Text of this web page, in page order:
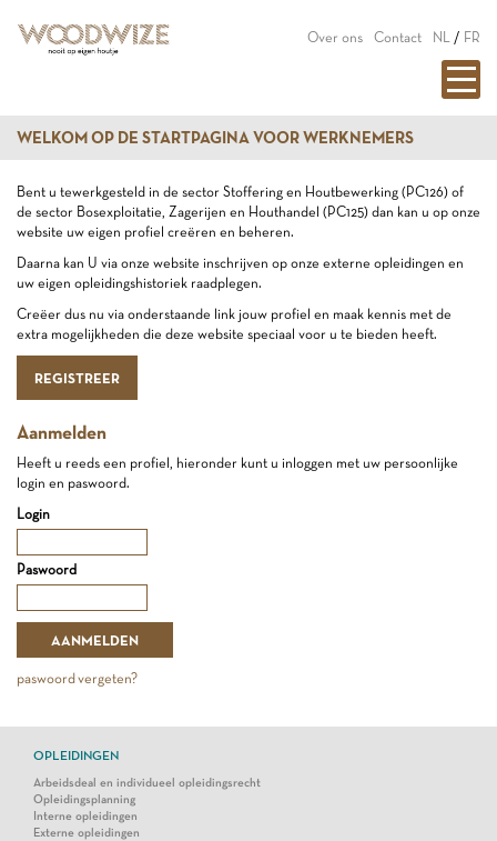
Over ons Contact NL / FR
WELKOM OP DE STARTPAGINA VOOR WERKNEMERS
Bent u tewerkgesteld in de sector Stoffering en Houtbewerking (PC126) of
de sector Bosexploitatie, Zagerijen en Houthandel (PC125) dan kan u op onze
website uw eigen profiel creëren en beheren.
Daarna kan U via onze website inschrijven op onze externe opleidingen en
uw eigen opleidingshistoriek raadplegen.
Creëer dus nu via onderstaande link jouw profiel en maak kennis met de
extra mogelijkheden die deze website speciaal voor u te bieden heeft.
REGISTREER
Aanmelden
Heeft u reeds een profiel, hieronder kunt u inloggen met uw persoonlijke
login en paswoord.
Login
Paswoord
paswoord vergeten?
OPLEIDINGEN
Arbeidsdeal en individueel opleidingsrecht
Opleidingsplanning
Interne opleidingen
Externe opleidingen